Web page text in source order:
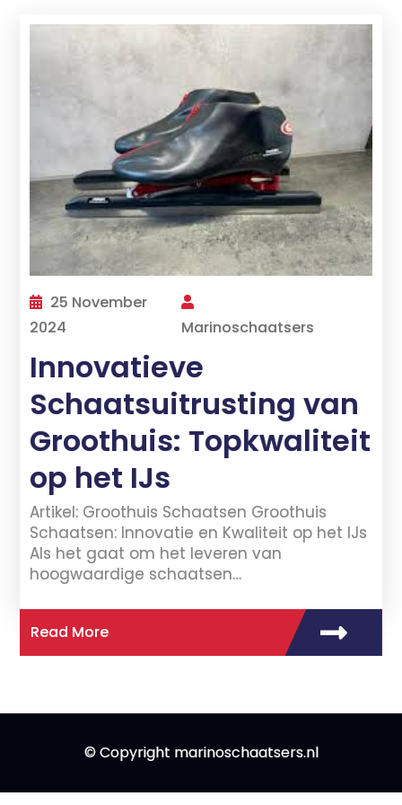
25 November
2024
Marinoschaatsers
Innovatieve
Schaatsuitrusting van
Groothuis: Topkwaliteit
op het IJs
Artikel: Groothuis Schaatsen Groothuis
Schaatsen: Innovatie en Kwaliteit op het IJs
Als het gaat om het leveren van
hoogwaardige schaatsen…
Read More
© Copyright marinoschaatsers.nl